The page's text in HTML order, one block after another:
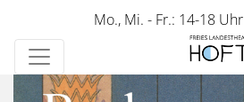
Direkt
zum
Inhalt
Mo., Mi. - Fr.: 14-18 Uhr